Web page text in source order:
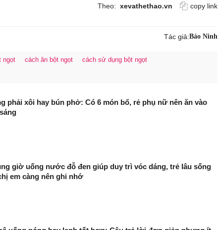
Theo: xevathethao.vn copy link
Tác giả:Bảo Ninh
ngọt cách ăn bột ngọt
cách sử dụng bột ngọt
phải xôi hay bún phở: Có 6 món bổ, rẻ phụ nữ nên ăn vào
giờ uống nước đỗ đen giúp duy trì vóc dáng, trẻ lâu sống
em càng nên ghi nhớ